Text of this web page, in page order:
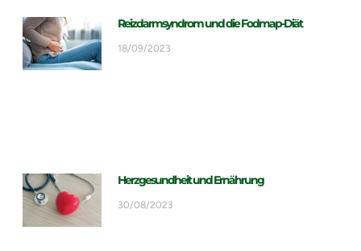
Reizdarmsyndrom und die Fodmap-Diät
18/09/2023
Herzgesundheit und Ernährung
30/08/2023